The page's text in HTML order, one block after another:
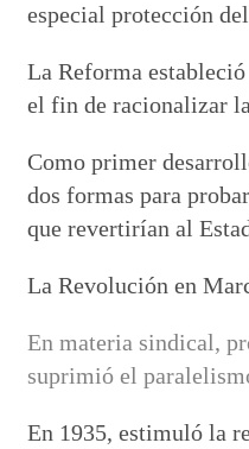
especial protección
La Reforma
el fin de racionalizar
Como primer
dos formas para
que revertirían al
La Revolución en
En materia sindical,
suprimió el
En 1935, estimuló la